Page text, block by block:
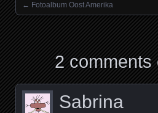
Posts navigation
← Fotoalbum Oost Amerika
2 comments
Sabrina